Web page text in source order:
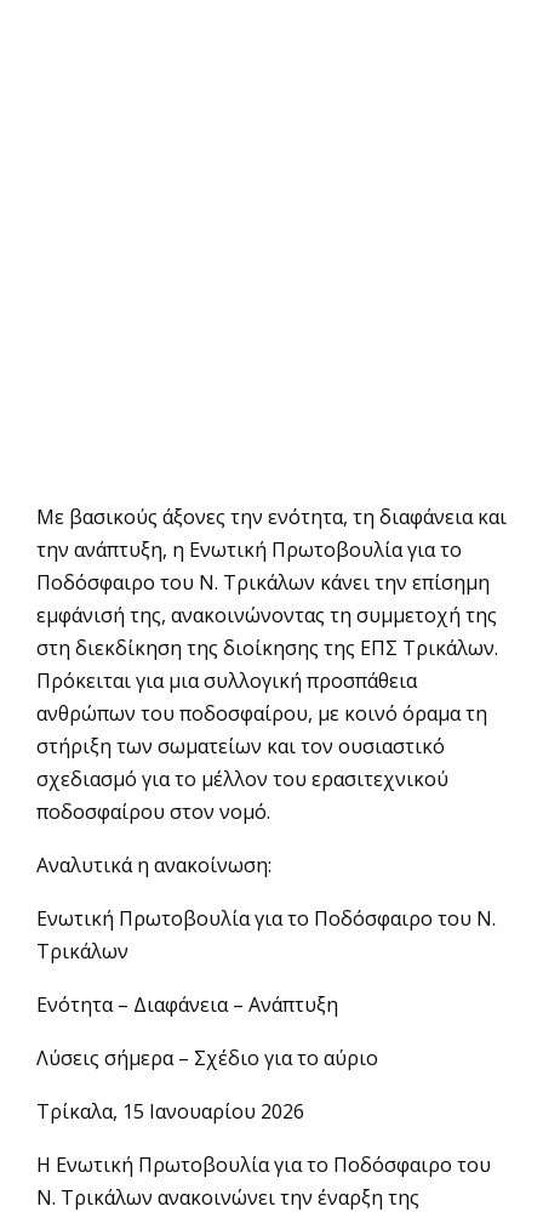
Με βασικούς άξονες την ενότητα, τη διαφάνεια και
την ανάπτυξη, η Ενωτική Πρωτοβουλία για το
Ποδόσφαιρο του Ν. Τρικάλων κάνει την επίσημη
εμφάνισή της, ανακοινώνοντας τη συμμετοχή της
στη διεκδίκηση της διοίκησης της ΕΠΣ Τρικάλων.
Πρόκειται για μια συλλογική προσπάθεια
ανθρώπων του ποδοσφαίρου, με κοινό όραμα τη
στήριξη των σωματείων και τον ουσιαστικό
σχεδιασμό για το μέλλον του ερασιτεχνικού
ποδοσφαίρου στον νομό.
Αναλυτικά η ανακοίνωση:
Ενωτική Πρωτοβουλία για το Ποδόσφαιρο του Ν.
Τρικάλων
Ενότητα – Διαφάνεια – Ανάπτυξη
Λύσεις σήμερα – Σχέδιο για το αύριο
Τρίκαλα, 15 Ιανουαρίου 2026
Η Ενωτική Πρωτοβουλία για το Ποδόσφαιρο του
Ν. Τρικάλων ανακοινώνει την έναρξη της